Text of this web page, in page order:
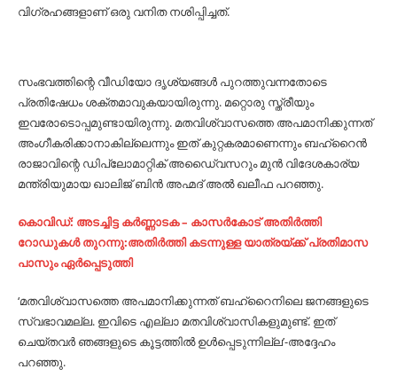
വിഗ്രഹങ്ങളാണ് ഒരു വനിത നശിപ്പിച്ചത്.
സംഭവത്തിന്റെ വീഡിയോ ദൃശ്യങ്ങള്‍ പുറത്തുവന്നതോടെ
പ്രതിഷേധം ശക്തമാവുകയായിരുന്നു. മറ്റൊരു സ്ത്രീയും
ഇവരോടൊപ്പമുണ്ടായിരുന്നു. മതവിശ്വാസത്തെ അപമാനിക്കുന്നത്
അംഗീകരിക്കാനാകില്ലെന്നും ഇത് കുറ്റകരമാണെന്നും ബഹ്‌റൈന്‍
രാജാവിന്റെ ഡിപ്ലോമാറ്റിക് അഡൈ്വസറും മുന്‍ വിദേശകാര്യ
മന്ത്രിയുമായ ഖാലിജ് ബിന്‍ അഹ്മദ് അല്‍ ഖലീഫ പറഞ്ഞു.
കൊവിഡ്: അടച്ചിട്ട കര്‍ണ്ണാടക – കാസര്‍കോട് അതിര്‍ത്തി
റോഡുകള്‍ തുറന്നു:അതിര്‍ത്തി കടന്നുള്ള യാത്രയ്ക്ക് പ്രതിമാസ
പാസും ഏര്‍പ്പെടുത്തി
‘മതവിശ്വാസത്തെ അപമാനിക്കുന്നത് ബഹ്‌റൈനിലെ ജനങ്ങളുടെ
സ്വഭാവമല്ല. ഇവിടെ എല്ലാ മതവിശ്വാസികളുമുണ്ട്. ഇത്
ചെയ്തവര്‍ ഞങ്ങളുടെ കൂട്ടത്തില്‍ ഉള്‍പ്പെടുന്നില്ല’-അദ്ദേഹം
പറഞ്ഞു.